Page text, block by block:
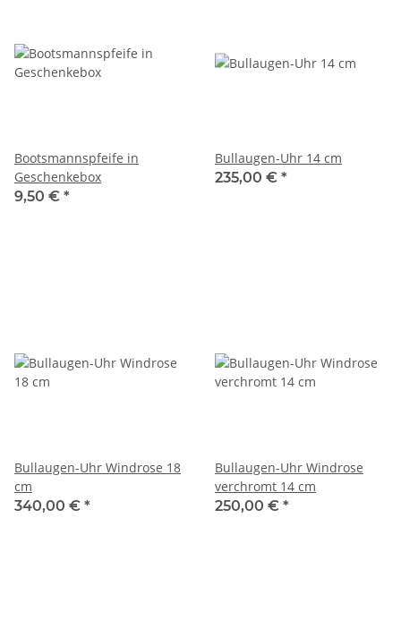
Bootsmannspfeife in
Geschenkebox
9,50 € *
Bullaugen-Uhr 14 cm
235,00 € *
Bullaugen-Uhr Windrose 18
cm
340,00 € *
Bullaugen-Uhr Windrose
verchromt 14 cm
250,00 € *